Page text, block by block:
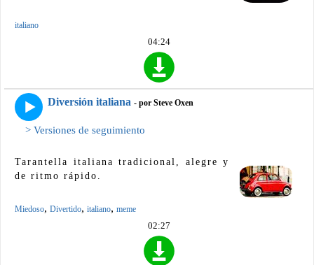
italiano
04:24
Diversión italiana - por Steve Oxen
> Versiones de seguimiento
Tarantella italiana tradicional, alegre y
de ritmo rápido.
Miedoso, Divertido, italiano, meme
02:27